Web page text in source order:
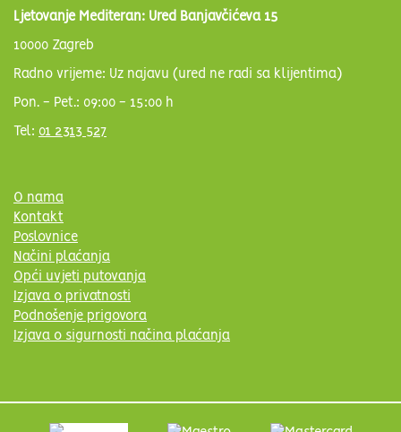
Ljetovanje Mediteran: Ured Banjavčićeva 15
10000 Zagreb
Radno vrijeme: Uz najavu (ured ne radi sa klijentima)
Pon. - Pet.: 09:00 - 15:00 h
Tel: 01 2313 527
O nama
Kontakt
Poslovnice
Načini plaćanja
Opći uvjeti putovanja
Izjava o privatnosti
Podnošenje prigovora
Izjava o sigurnosti načina plaćanja